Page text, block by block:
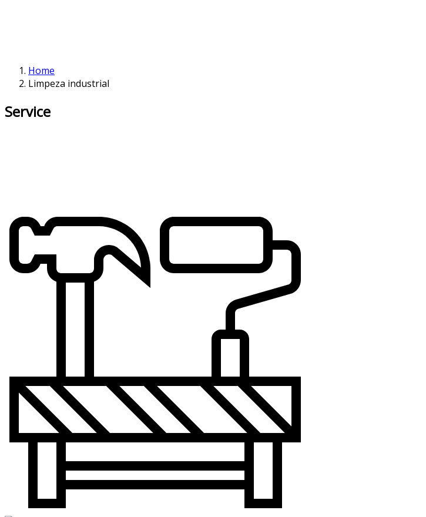
Home
Limpeza industrial
Service